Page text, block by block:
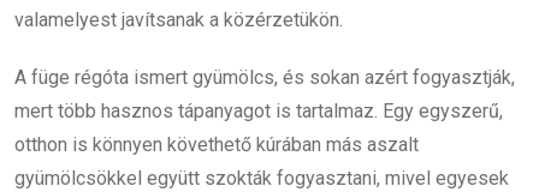
valamelyest javítsanak a közérzetükön.
A füge régóta ismert gyümölcs, és sokan azért fogyasztják,
mert több hasznos tápanyagot is tartalmaz. Egy egyszerű,
otthon is könnyen követhető kúrában más aszalt
gyümölcsökkel együtt szokták fogyasztani, mivel egyesek